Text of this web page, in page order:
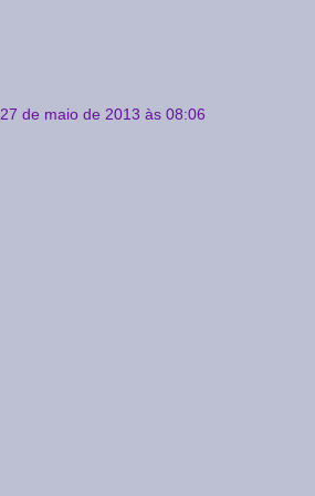
27 de maio de 2013 às 08:06